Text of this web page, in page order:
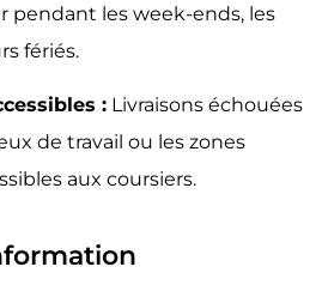
pendant les week-ends, les
fériés.
:Livraisons échouées
de travail ou les zones
aux coursiers.